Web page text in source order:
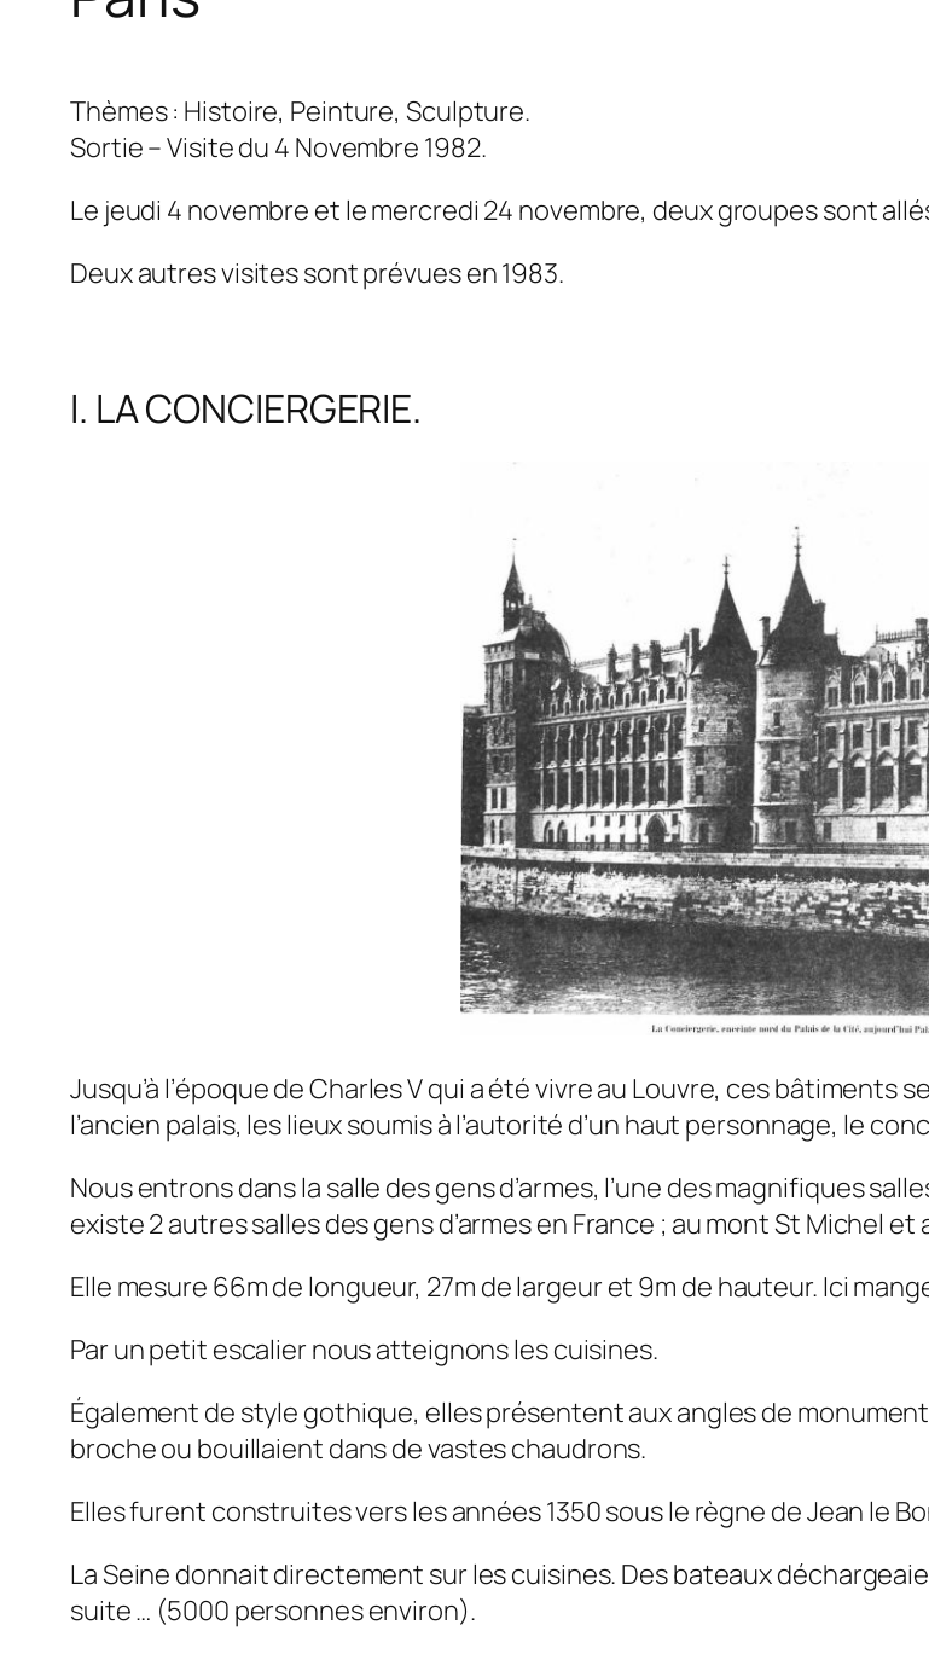
Thèmes : Histoire, Peinture, Sculpture.
Sortie – Visite du 4 Novembre 1982.
Le jeudi 4 novembre et le mercredi 24 novembre, deux groupes sont
Deux autres visites sont prévues en 1983.
I. LA CONCIERGERIE.
Jusqu’à l’époque de Charles V qui a été vivre au Louvre, ces
l’ancien palais, les lieux soumis à l’autorité d’un haut personnage, le
Nous entrons dans la salle des gens d’armes, l’une des magnifiques
existe 2 autres salles des gens d’armes en France ; au mont St Michel et
Elle mesure 66m de longueur, 27m de largeur et 9m de hauteur. Ici
Par un petit escalier nous atteignons les cuisines.
Également de style gothique, elles présentent aux angles de
broche ou bouillaient dans de vastes chaudrons.
Elles furent construites vers les années 1350 sous le règne de Jean le
La Seine donnait directement sur les cuisines. Des bateaux
suite … (5000 personnes environ).